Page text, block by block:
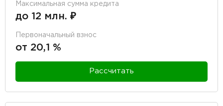
Максимальная сумма кредита
до 12 млн. ₽
Первоначальный взнос
от 20,1 %
Рассчитать